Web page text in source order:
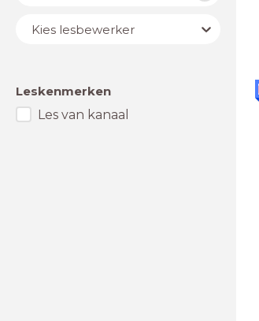
Lesbewerker
Kies lesbewerker
Leskenmerken
Les van kanaal